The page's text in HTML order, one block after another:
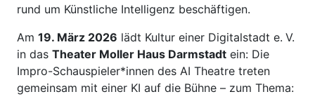
rund um Künstliche Intelligenz beschäftigen.
Am 19. März 2026 lädt Kultur einer Digitalstadt e. V.
in das Theater Moller Haus Darmstadt ein: Die
Impro-Schauspieler*innen des AI Theatre treten
gemeinsam mit einer KI auf die Bühne – zum Thema: